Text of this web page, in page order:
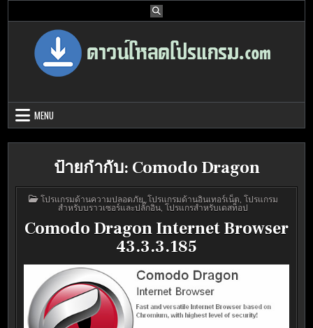
โปรแกรมฟรี
MENU
ป้ายกำกับ: Comodo Dragon
POSTED
IN
โปรแกรมด้านความปลอดภัย โปรแกรมด้านอินเทอร์เน็ต โปรแกรม
สำหรับบราวเซอร์และปลั๊กอิน โปรแกรสำหรับเดสท็อป
Comodo Dragon Internet Browser
43.3.3.185